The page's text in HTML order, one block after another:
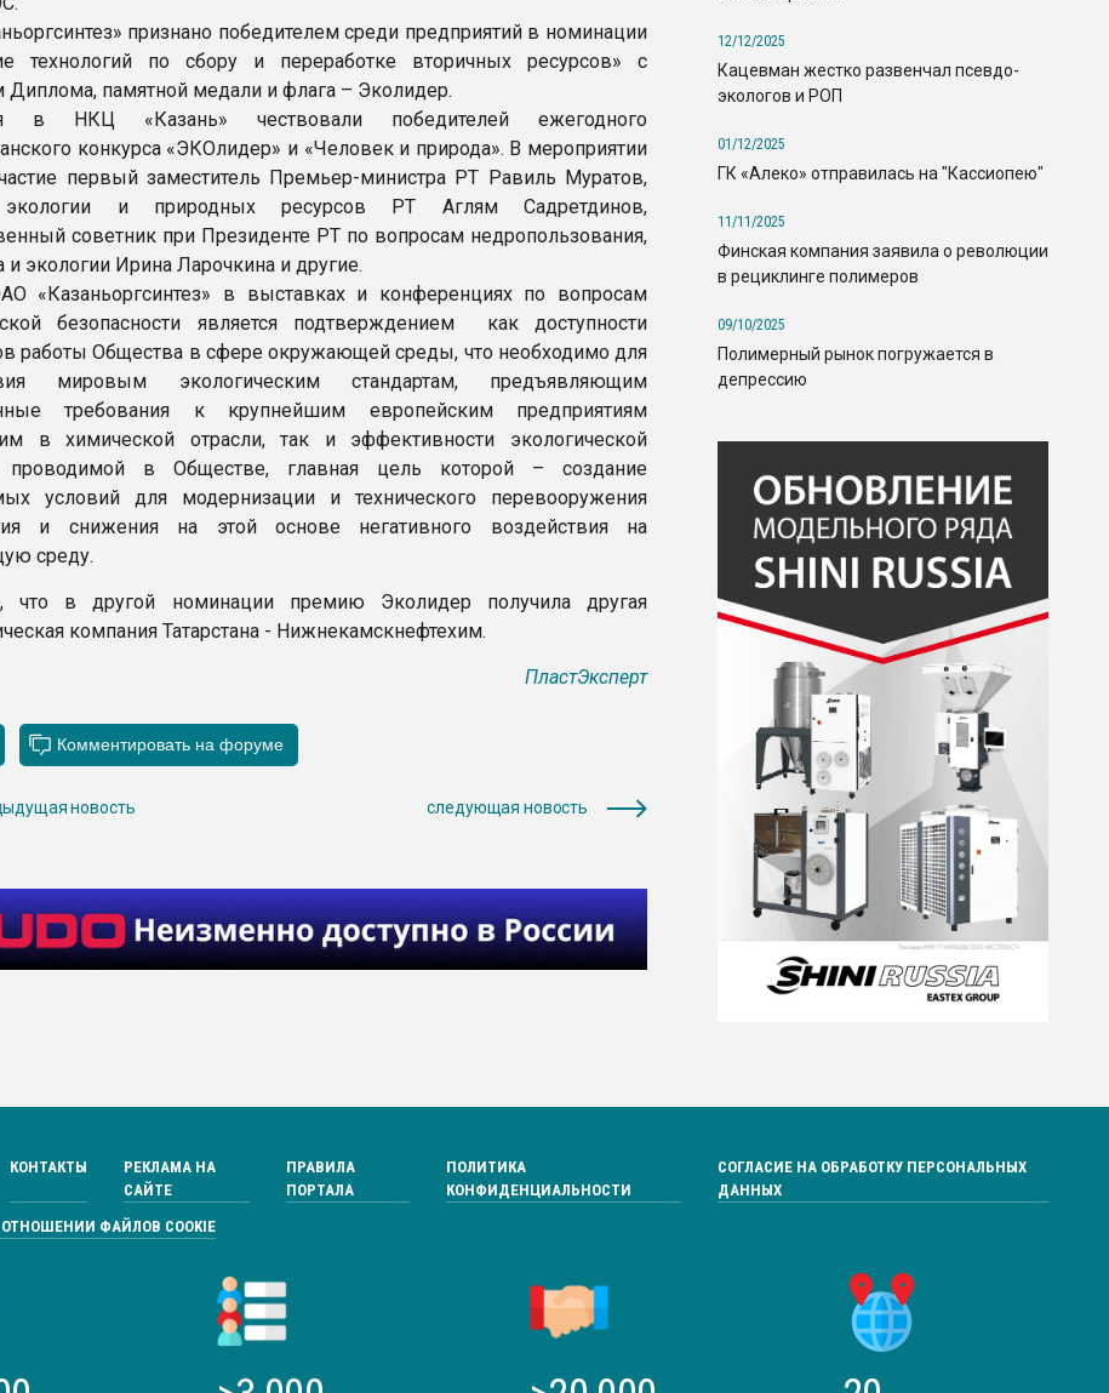
признано победителем среди предприятий в номинации
технологий по сбору и переработке вторичных ресурсов» с
Диплома, памятной медали и флага – Эколидер.
НКЦ «Казань» чествовали победителей ежегодного
конкурса «ЭКОлидер» и «Человек и природа». В мероприятии
первый заместитель Премьер-министра РТ Равиль Муратов,
экологии и природных ресурсов РТ Аглям Садретдинов,
советник при Президенте РТ по вопросам недропользования,
и экологии Ирина Ларочкина и другие.
«Казаньоргсинтез» в выставках и конференциях по вопросам
безопасности является подтверждением как доступности
работы Общества в сфере окружающей среды, что необходимо для
мировым экологическим стандартам, предъявляющим
требования к крупнейшим европейским предприятиям
в химической отрасли, так и эффективности экологической
проводимой в Обществе, главная цель которой – создание
условий для модернизации и технического перевооружения
и снижения на этой основе негативного воздействия на
среду.
что в другой номинации премию Эколидер получила другая
компания Татарстана - Нижнекамскнефтехим.
ПластЭксперт
новость следующая новость
12/12/2025
Кацевман жестко развенчал псевдо-
экологов и РОП
01/12/2025
ГК «Алеко» отправилась на "Кассиопею"
11/11/2025
Финская компания заявила о революции
в рециклинге полимеров
09/10/2025
Полимерный рынок погружается в
депрессию
КОНТАКТЫ
РЕКЛАМА НА
САЙТЕ
ПРАВИЛА
ПОРТАЛА
ПОЛИТИКА
КОНФИДЕНЦИАЛЬНОСТИ
СОГЛАСИЕ НА ОБРАБОТКУ ПЕРСОНАЛЬНЫХ
ДАННЫХ
ФАЙЛОВ COOKIE